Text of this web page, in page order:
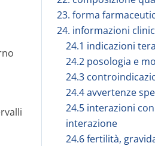
23. forma
24. informazioni
24.1 indicazioni
24.2 posologia e
24.3
24.4 avvertenze
24.5 interazioni
interazione
24.6 fertilità,